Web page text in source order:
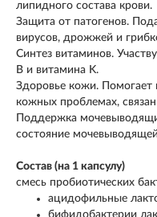
липидного состава крови.
Защита от патогенов.
вирусов, дрожжей и
Синтез витаминов.
B и витамина K.
Здоровье кожи. Помогает
кожных проблемах,
Поддержка
состояние
Состав (на 1 капсулу)
смесь пробиотических
ацидофильные
бифидобактерии